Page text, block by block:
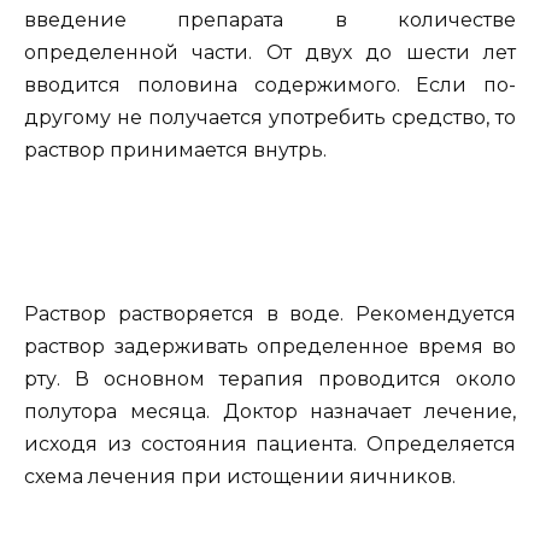
введение препарата в количестве
определенной части. От двух до шести лет
вводится половина содержимого. Если по-
другому не получается употребить средство, то
раствор принимается внутрь.
Раствор растворяется в воде. Рекомендуется
раствор задерживать определенное время во
рту. В основном терапия проводится около
полутора месяца. Доктор назначает лечение,
исходя из состояния пациента. Определяется
схема лечения при истощении яичников.